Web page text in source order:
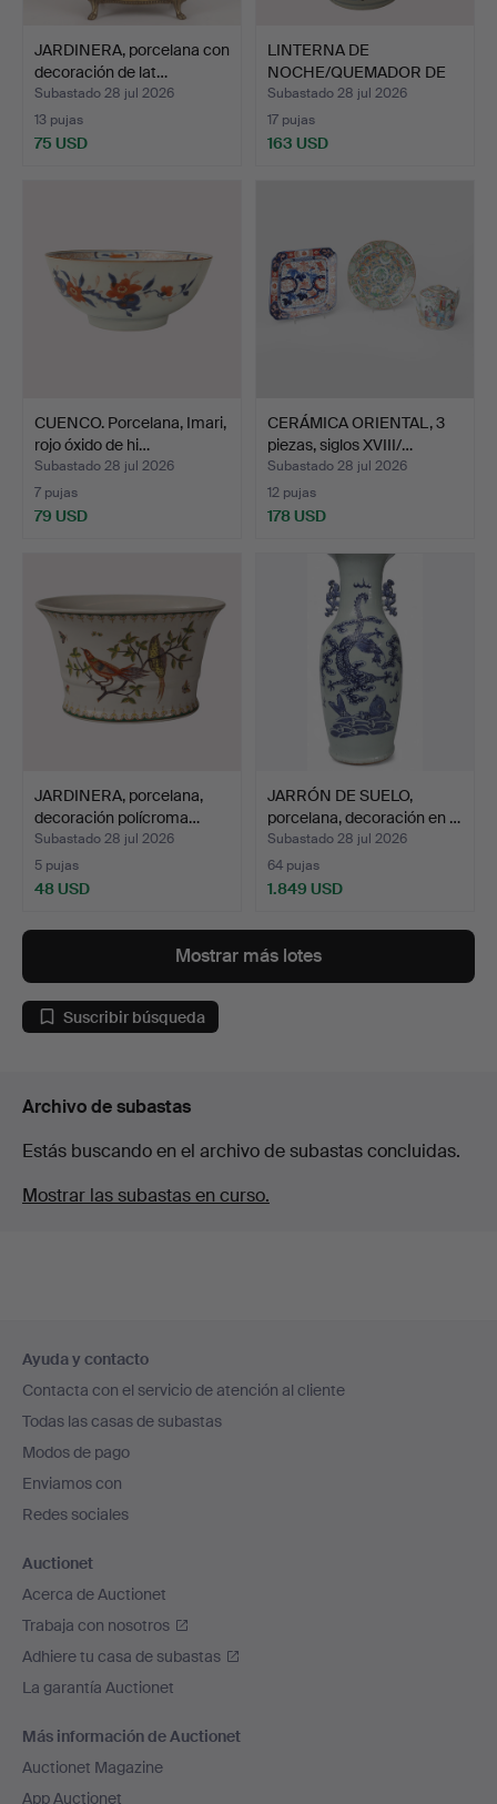
JARDINERA, porcelana con
decoración de lat…
Subastado 28 jul 2026
13 pujas
75 USD
LINTERNA DE
NOCHE/QUEMADOR DE
INCIENSO, po…
Subastado 28 jul 2026
17 pujas
163 USD
CUENCO. Porcelana, Imari,
rojo óxido de hi…
Subastado 28 jul 2026
7 pujas
79 USD
CERÁMICA ORIENTAL, 3
piezas, siglos XVIII/…
Subastado 28 jul 2026
12 pujas
178 USD
JARDINERA, porcelana,
decoración polícroma…
Subastado 28 jul 2026
5 pujas
48 USD
JARRÓN DE SUELO,
porcelana, decoración en …
Subastado 28 jul 2026
64 pujas
1.849 USD
Mostrar más lotes
Suscribir búsqueda
Archivo de subastas
Estás buscando en el archivo de subastas concluidas.
Mostrar las subastas en curso.
en
el
pie
de
página
Ayuda y contacto
Contacta con el servicio de atención al cliente
Todas las casas de subastas
Modos de pago
Enviamos con
Redes sociales
Auctionet
Acerca de Auctionet
Trabaja con nosotros
Adhiere tu casa de subastas
La garantía Auctionet
Más información de Auctionet
Auctionet Magazine
App Auctionet